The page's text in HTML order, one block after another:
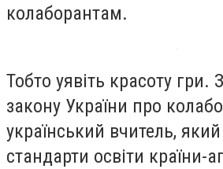
колаборантам.
Тобто уявіть красоту гри.
закону України про
український вчитель,
стандарти освіти країни-